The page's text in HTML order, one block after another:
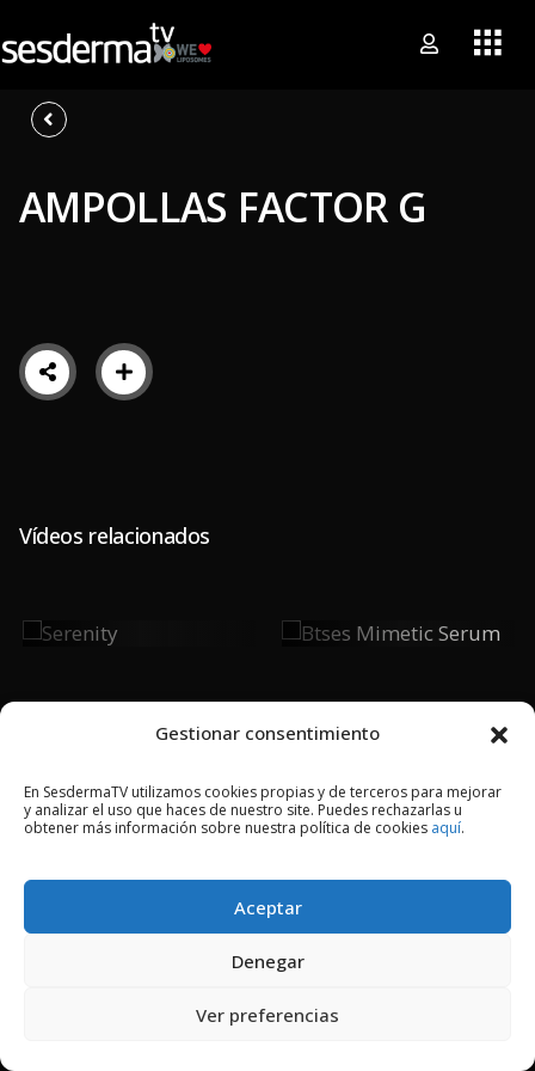
Gestionar consentimiento
En SesdermaTV utilizamos cookies propias y de terceros para mejorar
y analizar el uso que haces de nuestro site. Puedes rechazarlas u
obtener más información sobre nuestra política de cookies aquí.
Aceptar
Denegar
Ver preferencias
AMPOLLAS FACTOR G
Vídeos relacionados
Serenity
Btses
2018 © Copyright Sesderma SL
CONTACTO
AVISO LEGAL